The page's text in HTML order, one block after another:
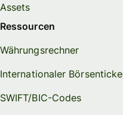
Assets
Ressourcen
Währungsrechner
Internationaler
SWIFT/BIC-Codes